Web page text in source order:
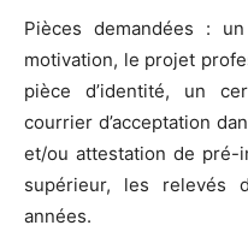
Pièces demandées :
motivation, le projet
pièce d’identité, un
courrier d’acceptation
et/ou attestation de pré-
supérieur, les relevés
années.